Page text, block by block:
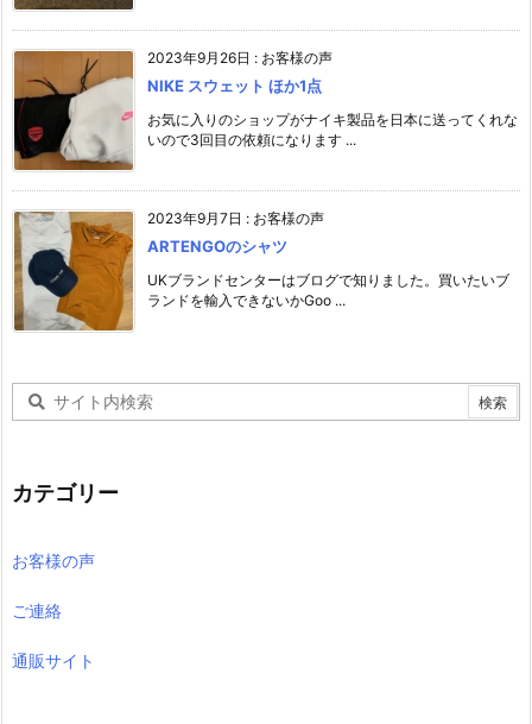
2023年9月26日 : お客様の声
NIKE スウェット ほか1点
お気に入りのショップがナイキ製品を日本に送ってくれな
いので3回目の依頼になります ...
2023年9月7日 : お客様の声
ARTENGOのシャツ
UKブランドセンターはブログで知りました。買いたいブ
ランドを輸入できないかGoo ...
カテゴリー
お客様の声
ご連絡
通販サイト